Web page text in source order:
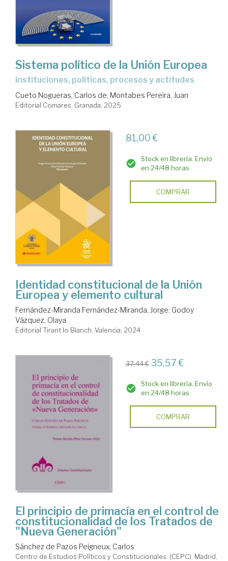
Sistema político de la Unión Europea
Instituciones, políticas, procesos y actitudes
Cueto Nogueras, Carlos de; Montabes Pereira, Juan
Editorial Comares. Granada, 2025
81,00 €
Stock en librería. Envío
en 24/48 horas
COMPRAR
Identidad constitucional de la Unión
Europea y elemento cultural
Fernández-Miranda Fernández-Miranda, Jorge; Godoy
Vázquez, Olaya
Editorial Tirant lo Blanch. Valencia, 2024
37,44 € 35,57 €
Stock en librería. Envío
en 24/48 horas
COMPRAR
El principio de primacía en el control de
constitucionalidad de los Tratados de
"Nueva Generación"
Sánchez de Pazos Peigneux, Carlos
Centro de Estudios Políticos y Constitucionales. (CEPC). Madrid,